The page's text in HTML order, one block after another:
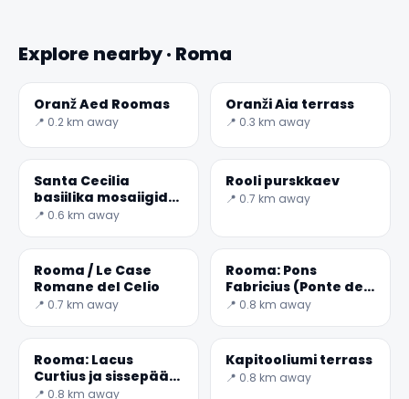
Explore nearby · Roma
Oranž Aed Roomas
📍 0.2 km away
Oranži Aia terrass
📍 0.3 km away
Santa Cecilia
basiilika mosaiigid
Trastevere-
📍 0.6 km away
Rooli purskkaev
📍 0.7 km away
Rooma / Le Case
Romane del Celio
📍 0.7 km away
Rooma: Pons
Fabricius (Ponte dei
Quattro Capi)
📍 0.8 km away
Rooma: Lacus
Curtius ja sissepääs
allmaailma
📍 0.8 km away
Kapitooliumi terrass
📍 0.8 km away
✕